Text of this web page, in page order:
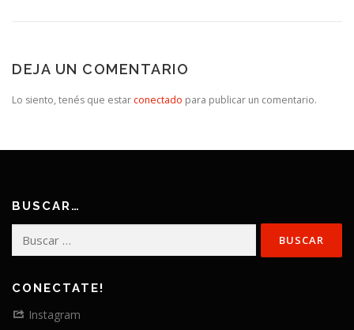
DEJA UN COMENTARIO
Lo siento, tenés que estar conectado para publicar un comentario.
BUSCAR…
CONECTATE!
Instagram